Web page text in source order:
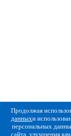
Продолжая
данныхи
персональных
сайта, улучшения